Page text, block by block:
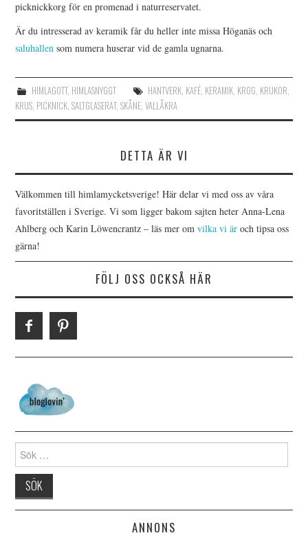
picknickkorg för en promenad i naturreservatet.
Är du intresserad av keramik får du heller inte missa Höganäs och
saluhallen som numera huserar vid de gamla ugnarna.
HIMLAGOTT, HIMLASNYGGT HANTVERK, KAFÉ, KERAMIK, KROG KRUKOR
KRUS PICKNICK ,SALTGLASERAT,SKÅNE ,VALLÅKRA
DETTA ÄR VI
Välkommen till himlamycketsverige! Här delar vi med oss av våra
favoritställen i Sverige. Vi som ligger bakom sajten heter Anna-Lena
Ahlberg och Karin Löwencrantz – läs mer omvilka vi är och tipsa oss
gärna!
FÖLJ OSS OCKSÅ HÄR
Search for:
ANNONS